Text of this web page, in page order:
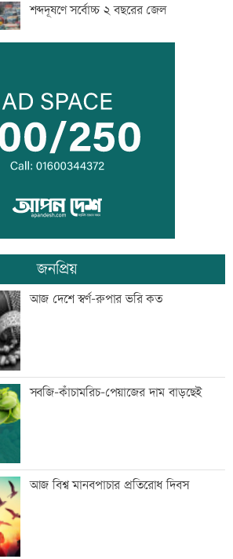
শব্দদূষণে সর্বোচ্চ ২ বছরের জেল
মেয়েকে নিয়ে বাবার কবরে শ্রদ্ধা ডা.
জুবাইদার
রাষ্ট্রবিরোধী তৎপরতায় ৪০৪ শিক্ষক, ইবি
জিয়া পরিষদের নিন্দা
২৩তম রাষ্ট্রপতি নির্বাচন ২০ আগস্ট: ইসি
ভিসা নিয়ে প্রতারণা, ভারতীয় হাইকমিশনের
সতর্কবার্তা
জুলাইয়ে সড়কে ঝরেছে ৪১৬ প্রাণ
জনপ্রিয়
আজ দেশে স্বর্ণ-রুপার ভরি কত
সবজি-কাঁচামরিচ-পেয়াজের দাম বাড়ছেই
আজ বিশ্ব মানবপাচার প্রতিরোধ দিবস